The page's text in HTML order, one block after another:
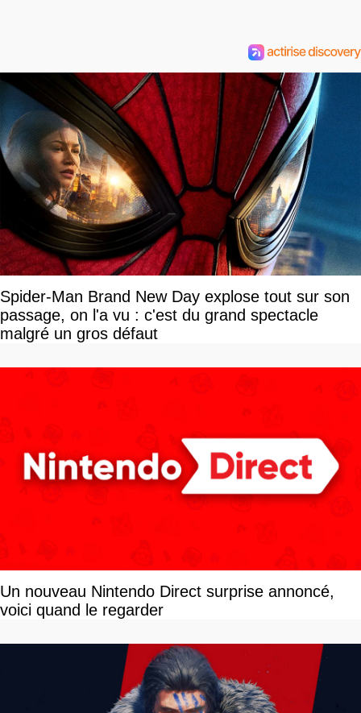
Spider-Man Brand New Day explose tout sur son
passage, on l'a vu : c'est du grand spectacle
malgré un gros défaut
Un nouveau Nintendo Direct surprise annoncé,
voici quand le regarder